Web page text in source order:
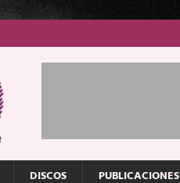
DISCOS PUBLICACIONES